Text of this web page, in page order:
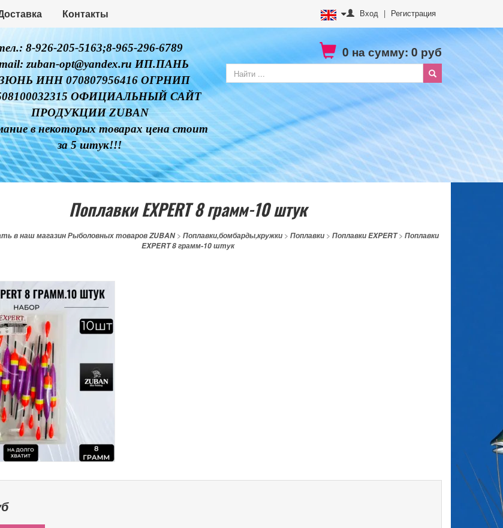
Вход | Регистрация
Контакты
8-926-205-5163;8-965-296-6789
zuban-opt@yandex.ru ИП.ПАНЬ
ИНН 070807956416 ОГРНИП
ОФИЦИАЛЬНЫЙ САЙТ
ПРОДУКЦИИ ZUBAN
в некоторых товарах цена стоит
за 5 штук!!!
0на сумму: 0 руб
Поплавки EXPERT 8 грамм-10 штук
в наш магазин Рыболовных товаров ZUBAN>Поплавки,бомбарды,кружки >Поплавки >Поплавки EXPERT>Поплавки
EXPERT 8 грамм-10 штук